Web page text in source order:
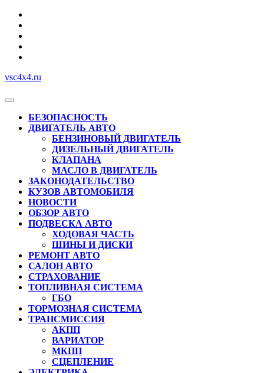
Перейти
содержимому
vsc4x4.ru
Кнопка
ОткрытьБЕЗОПАСНОСТЬ
ДВИГАТЕЛЬ АВТО
БЕНЗИНОВЫЙ ДВИГАТЕЛЬ
ДИЗЕЛЬНЫЙ ДВИГАТЕЛЬ
КЛАПАНА
МАСЛО В ДВИГАТЕЛЬ
ЗАКОНОДАТЕЛЬСТВО
КУЗОВ АВТОМОБИЛЯ
НОВОСТИ
ОБЗОР АВТО
ПОДВЕСКА АВТО
ХОДОВАЯ ЧАСТЬ
ШИНЫ И ДИСКИ
РЕМОНТ АВТО
САЛОН АВТО
СТРАХОВАНИЕ
ТОПЛИВНАЯ СИСТЕМА
ГБО
ТОРМОЗНАЯ СИСТЕМА
ТРАНСМИССИЯ
АКПП
ВАРИАТОР
МКПП
СЦЕПЛЕНИЕ